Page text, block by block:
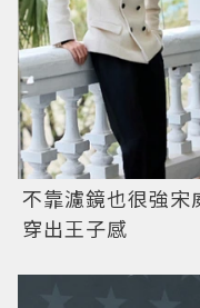
不靠濾鏡也很強宋
穿出王子感